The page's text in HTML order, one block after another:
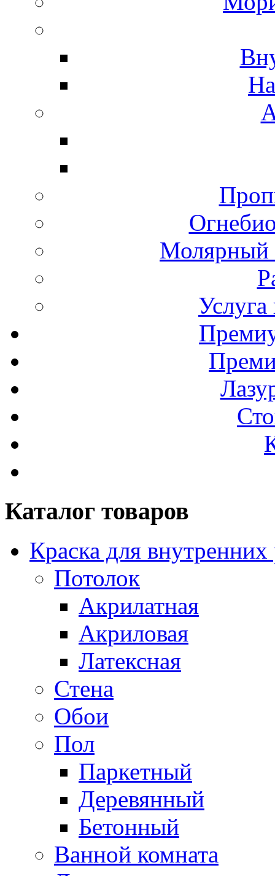
Молярный
Услуга
Каталог товаров
Краска для внутренних
Потолок
Акрилатная
Акриловая
Латексная
Стена
Обои
Пол
Паркетный
Деревянный
Бетонный
Ванной комната